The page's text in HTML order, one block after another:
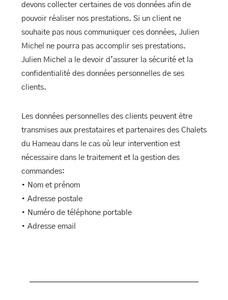
devons collecter certaines de vos données afin de
pouvoir réaliser nos prestations. Si un client ne
souhaite pas nous communiquer ces données, Julien
Michel ne pourra pas accomplir ses prestations.
Julien Michel a le devoir d’assurer la sécurité et la
confidentialité des données personnelles de ses
clients.
Les données personnelles des clients peuvent être
transmises aux prestataires et partenaires des Chalets
du Hameau dans le cas où leur intervention est
nécessaire dans le traitement et la gestion des
commandes:
• Nom et prénom
• Adresse postale
• Numéro de téléphone portable
• Adresse email